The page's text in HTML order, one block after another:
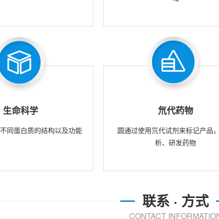
生命科学
同蛋白质的结构以及功能
氘代药物
圆通过使用氘代试剂来标记产品
析、研发药物
联系 · 方式
CONTACT